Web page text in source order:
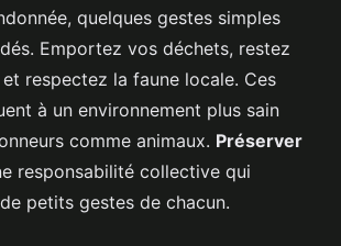
quelques gestes simples
Emportez vos déchets, restez
respectez la faune locale. Ces
à un environnement plus sain
comme animaux. Préserver
responsabilité collective qui
petits gestes de chacun.